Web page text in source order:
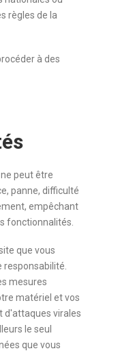
règles de la
à des
peut être
panne, difficulté
empêchant
fonctionnalités.
que vous
mesures
matériel et vos
d'attaques virales
le seul
que vous